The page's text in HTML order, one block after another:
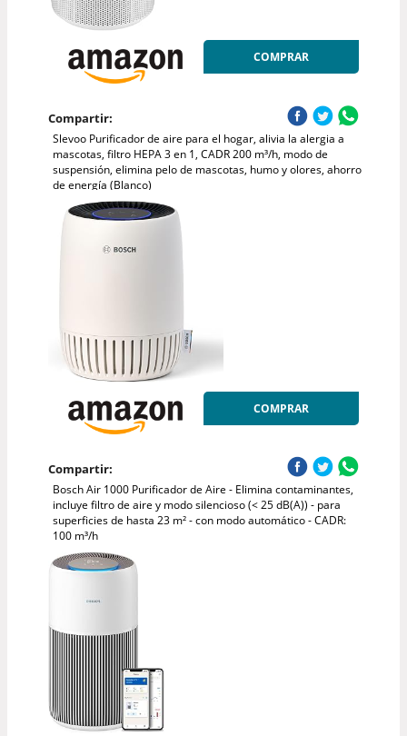
COMPRAR
Compartir:
Slevoo Purificador de aire para el hogar, alivia la alergia a
mascotas, filtro HEPA 3 en 1, CADR 200 m³/h, modo de
suspensión, elimina pelo de mascotas, humo y olores, ahorro
de energía (Blanco)
COMPRAR
Compartir:
Bosch Air 1000 Purificador de Aire - Elimina contaminantes,
incluye filtro de aire y modo silencioso (< 25 dB(A)) - para
superficies de hasta 23 m² - con modo automático - CADR:
100 m³/h